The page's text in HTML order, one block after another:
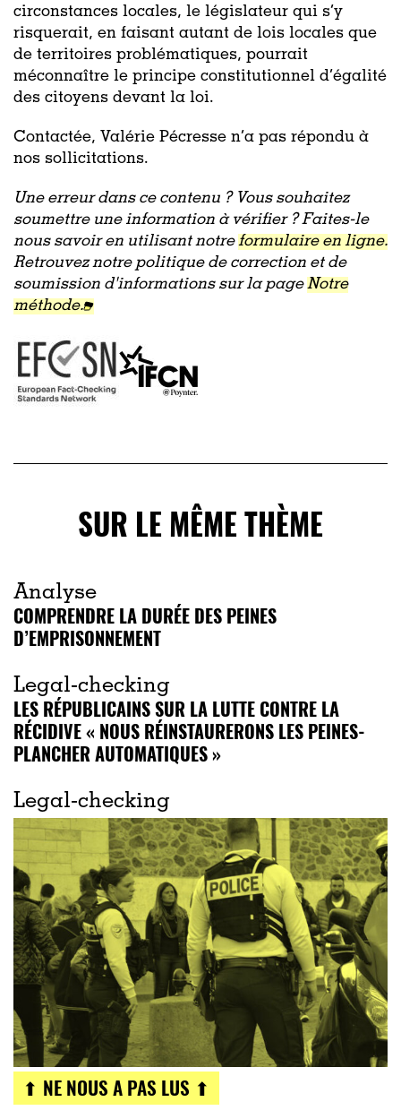
circonstances locales, le législateur qui s’y
risquerait, en faisant autant de lois locales que
de territoires problématiques, pourrait
méconnaître le principe constitutionnel d’égalité
des citoyens devant la loi.
Contactée, Valérie Pécresse n’a pas répondu à
nos sollicitations.
Une erreur dans ce contenu ? Vous souhaitez
soumettre une information à vérifier ? Faites-le
nous savoir en utilisant notreformulaire en ligne.
Retrouvez notre politique de correction et de
soumission d'informations sur la pageNotre
méthode.
SUR LE MÊME THÈME
Analyse
COMPRENDRE LA DURÉE DES PEINES
D’EMPRISONNEMENT
Legal-checking
LES RÉPUBLICAINS SUR LA LUTTE CONTRE LA
RÉCIDIVE « NOUS RÉINSTAURERONS LES PEINES-
PLANCHER AUTOMATIQUES »
Legal-checking
⬆ NE NOUS A PAS LUS ⬆